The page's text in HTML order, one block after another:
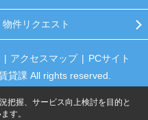
物件リクエスト
アクセスマップ
PCサイト
貸課 All rights reserved.
把握、サービス向上検討を目的と
す。